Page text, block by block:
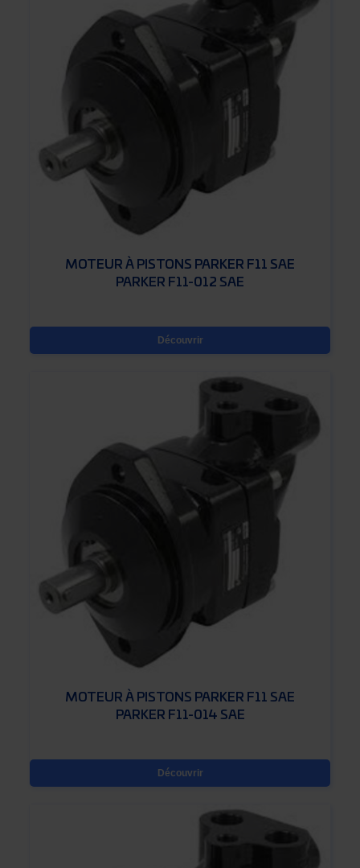
MOTEUR À PISTONS PARKER F11 SAE
PARKER F11-012 SAE
Découvrir
MOTEUR À PISTONS PARKER F11 SAE
PARKER F11-014 SAE
Découvrir